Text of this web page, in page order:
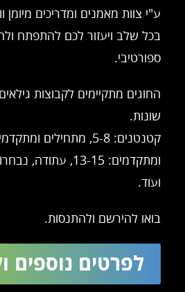
ע"י צוות מאמנים ומדריכים מיומן
בכל שלב ויעזור לכם להתפתח
ספורטיבי.
החוגים מתקיימים לקבוצות
שונות.
ומתקדמים: 13-15,
ועוד.
בואו להירשם ולהתנסות.
לפרטים נוספים